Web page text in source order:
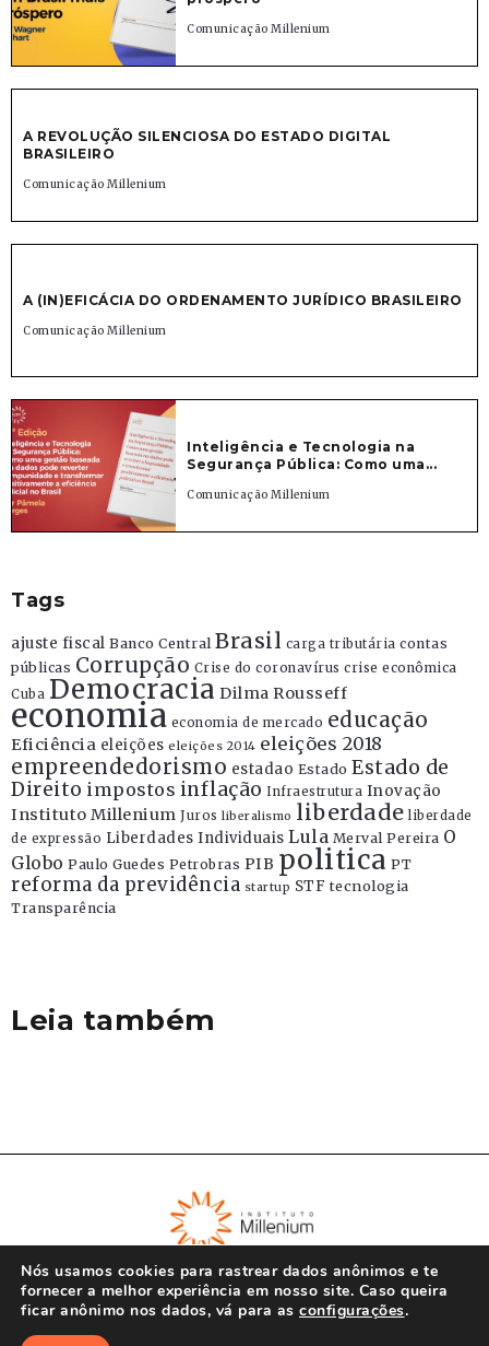
Comunicação Millenium
A REVOLUÇÃO SILENCIOSA DO ESTADO DIGITAL
BRASILEIRO
Comunicação Millenium
A (IN)EFICÁCIA DO ORDENAMENTO JURÍDICO BRASILEIRO
Comunicação Millenium
Inteligência e Tecnologia na
Segurança Pública: Como uma...
Comunicação Millenium
Tags
ajuste fiscal Banco Central Brasil carga tributária contas
públicas Corrupção Crise do coronavírus crise econômica
Cuba Democracia Dilma Rousseff
economia economia de mercado educação
Eficiência eleições eleições 2014 eleições 2018
empreendedorismo estadao Estado Estado de
Direito impostos inflação Infraestrutura Inovação
Instituto Millenium Juros liberalismo liberdade liberdade
de expressão Liberdades Individuais Lula Merval Pereira O
Globo Paulo Guedes Petrobras PIB politica PT
reforma da previdência startup STF tecnologia
Transparência
Leia também
Nós usamos cookies para rastrear dados anônimos e te
fornecer a melhor experiência em nosso site. Caso queira
ficar anônimo nos dados, vá para as configurações.